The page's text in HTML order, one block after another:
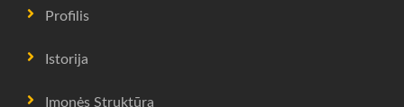
Profilis
Istorija
Įmonės Struktūra